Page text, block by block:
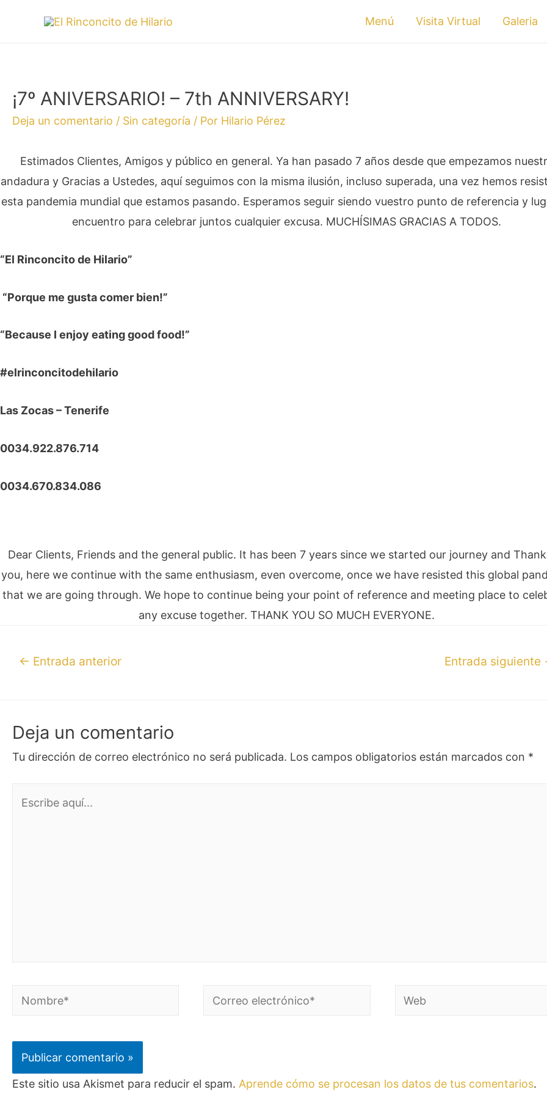
Menú Visita Virtual Galeria
¡7º ANIVERSARIO! – 7th ANNIVERSARY!
Deja un comentario / Sin categoría / Por Hilario Pérez
Estimados Clientes, Amigos y público en general. Ya han pasado 7 años desde que empezamos
andadura y Gracias a Ustedes, aquí seguimos con la misma ilusión, incluso superada, una vez hemos
esta pandemia mundial que estamos pasando. Esperamos seguir siendo vuestro punto de referencia y
encuentro para celebrar juntos cualquier excusa. MUCHÍSIMAS GRACIAS A TODOS.
“El Rinconcito de Hilario”
“Porque me gusta comer bien!”
“Because I enjoy eating good food!”
#elrinconcitodehilario
Las Zocas – Tenerife
0034.922.876.714
0034.670.834.086
Dear Clients, Friends and the general public. It has been 7 years since we started our journey and
you, here we continue with the same enthusiasm, even overcome, once we have resisted this global
that we are going through. We hope to continue being your point of reference and meeting place to
any excuse together. THANK YOU SO MUCH EVERYONE.
← Entrada anterior Entrada siguiente
Deja un comentario
Tu dirección de correo electrónico no será publicada. Los campos obligatorios están marcados con *
Este sitio usa Akismet para reducir el spam. Aprende cómo se procesan los datos de tus comentarios.